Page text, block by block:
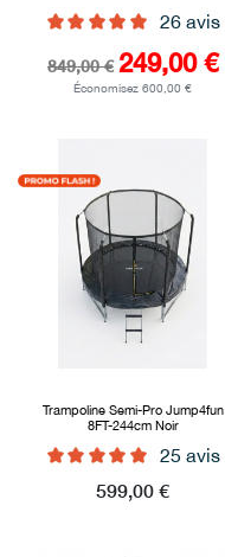
26 avis
Prix de base
849,00 € Prix
249,00 €
Économisez 600,00 €
Trampoline Semi-Pro Jump4fun
8FT-244cm Noir
25 avis
Prix
599,00 €